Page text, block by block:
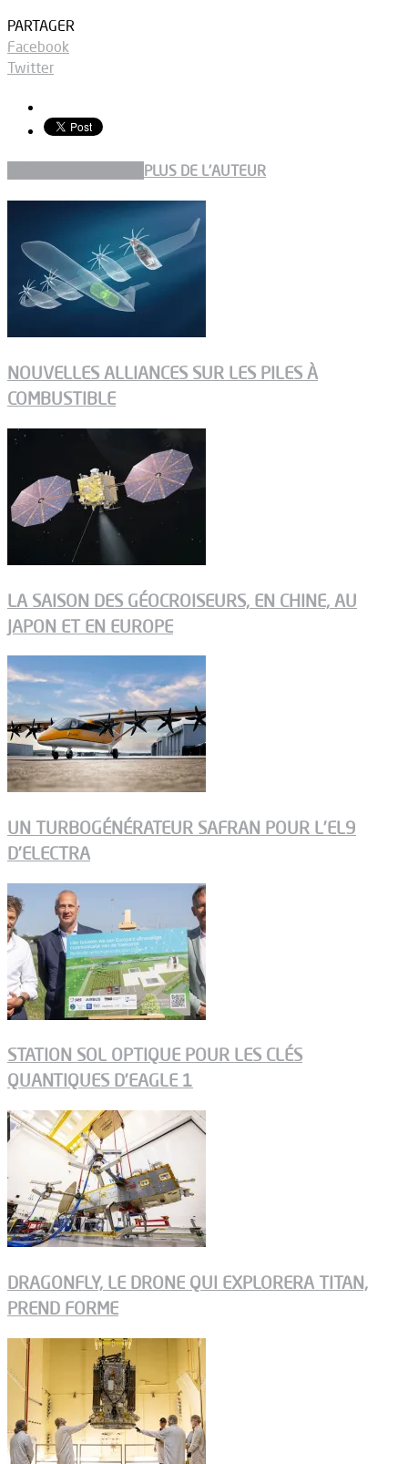
PARTAGER
Facebook
Twitter
PLUS DE L'AUTEUR
NOUVELLES ALLIANCES SUR LES PILES À
COMBUSTIBLE
LA SAISON DES GÉOCROISEURS, EN CHINE, AU
JAPON ET EN EUROPE
UN TURBOGÉNÉRATEUR SAFRAN POUR L’EL9
D’ELECTRA
STATION SOL OPTIQUE POUR LES CLÉS
QUANTIQUES D’EAGLE 1
DRAGONFLY, LE DRONE QUI EXPLORERA TITAN,
PREND FORME